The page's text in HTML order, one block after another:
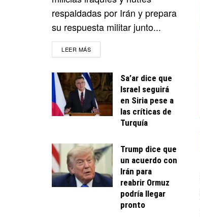
respaldadas por Irán y prepara
su respuesta militar junto...
LEER MÁSDETAILS
Sa’ar dice que
Israel seguirá
en Siria pese a
las críticas de
Turquía
Trump dice que
un acuerdo con
Irán para
reabrir Ormuz
podría llegar
pronto